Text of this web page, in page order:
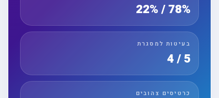
78% / 22%
בעיטות למסגרת
כרטיסים צהובים